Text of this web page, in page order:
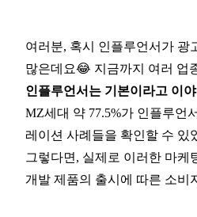
여러분, 혹시 인플루언서가 광
많은데요😂 지금까지 여러 업
인플루언서는 기본이라고 이
MZ세대 약 77.5%가 인플루언
레이션 사례들을 확인할 수 있
그렇다면, 실제로 이러한 마
개발 제품의 출시에 따른 소비